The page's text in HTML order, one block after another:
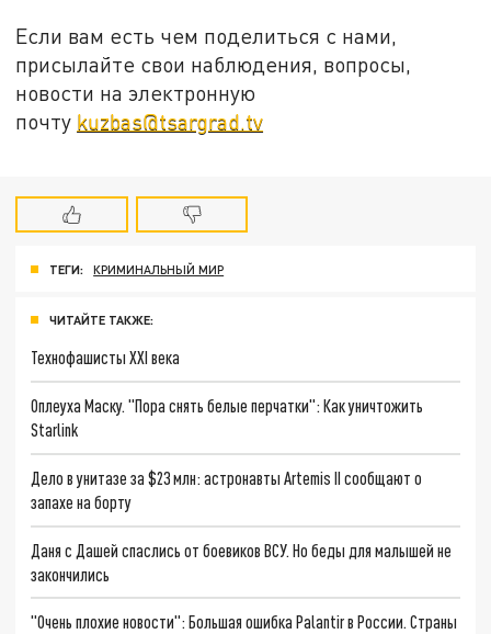
Если вам есть чем поделиться с нами,
присылайте свои наблюдения, вопросы,
новости на электронную
почту kuzbas@tsargrad.tv
ТЕГИ: КРИМИНАЛЬНЫЙ МИР
ЧИТАЙТЕ ТАКЖЕ:
Технофашисты XXI века
Оплеуха Маску. "Пора снять белые перчатки": Как уничтожить
Starlink
Дело в унитазе за $23 млн: астронавты Artemis II сообщают о
запахе на борту
Даня с Дашей спаслись от боевиков ВСУ. Но беды для малышей не
закончились
"Очень плохие новости": Большая ошибка Palantir в России. Страны